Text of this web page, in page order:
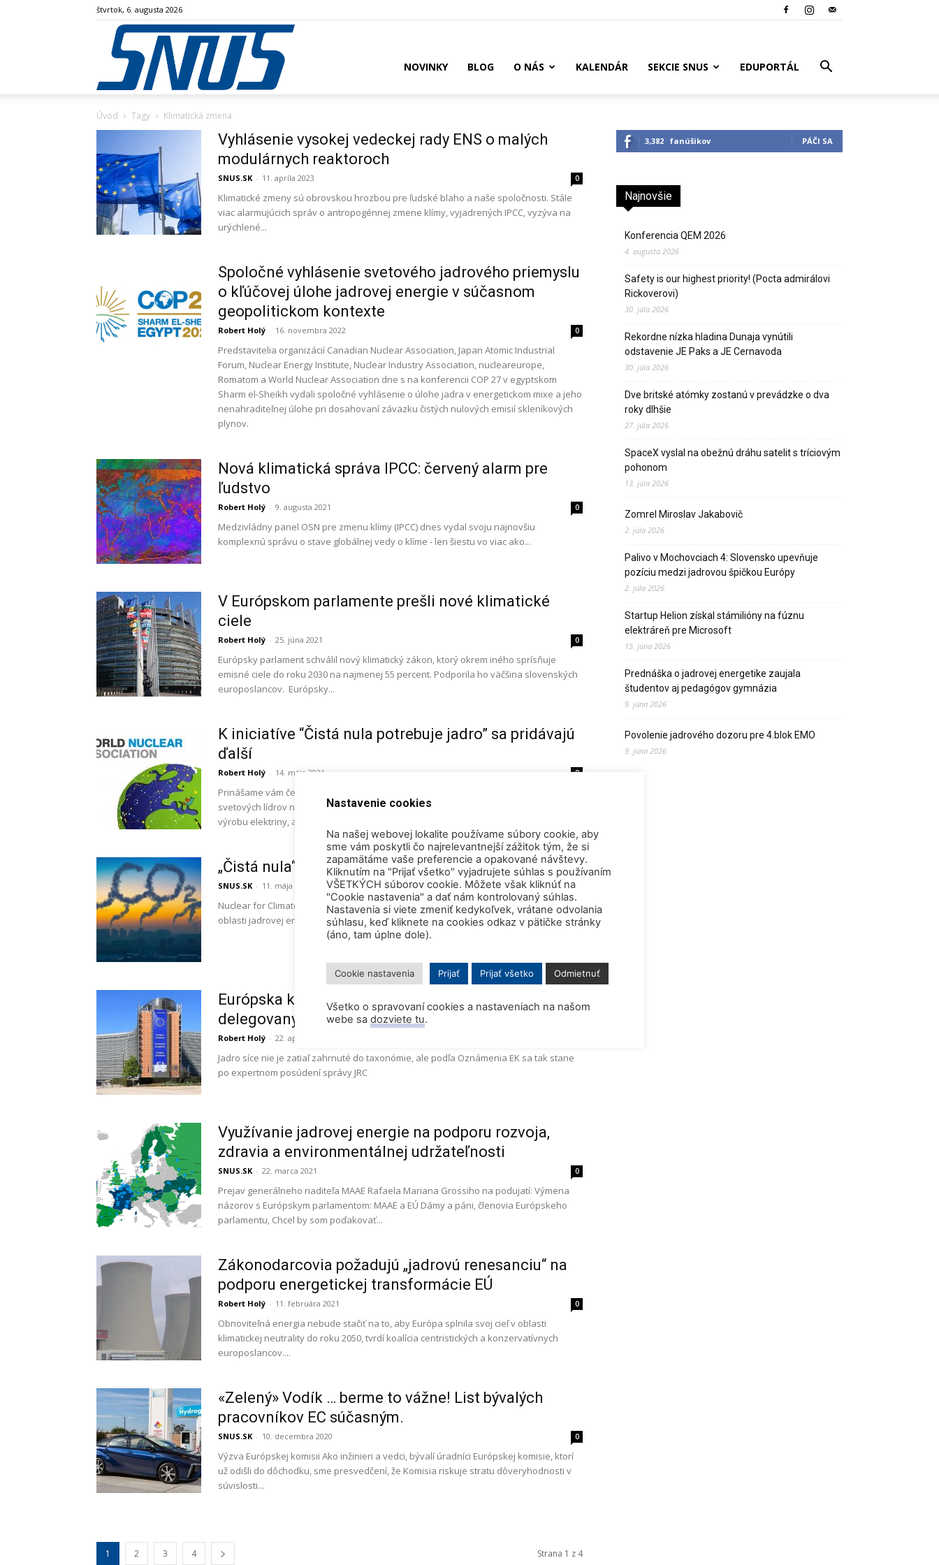
štvrtok, 6. augusta 2026
NOVINKY BLOG O NÁS KALENDÁR SEKCIE SNUS EDUPORTÁL
Úvod Tagy Klimatická zmena
Vyhlásenie vysokej vedeckej rady ENS o malých
modulárnych reaktoroch
SNUS.SK - 11. apríla 2023 0
Klimatické zmeny sú obrovskou hrozbou pre ľudské blaho a naše spoločnosti. Stále
viac alarmujúcich správ o antropogénnej zmene klímy, vyjadrených IPCC, vyzýva na
urýchlené...
Spoločné vyhlásenie svetového jadrového priemyslu
o kľúčovej úlohe jadrovej energie v súčasnom
geopolitickom kontexte
Robert Holý - 16. novembra 2022 0
Predstavitelia organizácií Canadian Nuclear Association, Japan Atomic Industrial
Forum, Nuclear Energy Institute, Nuclear Industry Association, nucleareurope,
Romatom a World Nuclear Association dne s na konferencii COP 27 v egyptskom
Sharm el-Sheikh vydali spoločné vyhlásenie o úlohe jadra v energetickom mixe a jeho
nenahraditeľnej úlohe pri dosahovaní záväzku čistých nulových emisií skleníkových
plynov.
Nová klimatická správa IPCC: červený alarm pre
ľudstvo
Robert Holý - 9. augusta 2021 0
Medzivládny panel OSN pre zmenu klímy (IPCC) dnes vydal svoju najnovšiu
komplexnú správu o stave globálnej vedy o klíme - len šiestu vo viac ako...
V Európskom parlamente prešli nové klimatické
ciele
Robert Holý - 25. júna 2021 0
Európsky parlament schválil nový klimatický zákon, ktorý okrem iného sprísňuje
emisné ciele do roku 2030 na najmenej 55 percent. Podporila ho väčšina slovenských
europoslancov. Európsky...
K iniciatíve “Čistá nula potrebuje jadro” sa pridávajú
ďalší
Robert Holý - 14. mája 2021 0
Prinášame vám čerstvé tlačové vyhlásenie World Nuclear Association, ktoré vyzýva
svetových lídrov na nevyčlenenie jadrovej energie z nízkouhlíkových zdrojov na
výrobu elektriny, ak im...
„Čistá nula“ potrebuje jadrovú energiu
SNUS.SK - 11. mája 2021 0
Nuclear for Climate je iniciatíva na svetovej úrovni, ktorá združuje odborníkov z
oblasti jadrovej energie a vedcov z celého sveta zo 150 združení s...
Európska komisia potvrdzuje plány pre jadrový
delegovaný akt
Robert Holý - 22. apríla 2021
Jadro síce nie je zatiaľ zahrnuté do taxonómie, ale podľa Oznámenia EK sa tak stane
po expertnom posúdení správy JRC
Využívanie jadrovej energie na podporu rozvoja,
zdravia a environmentálnej udržateľnosti
SNUS.SK - 22. marca 2021 0
Prejav generálneho riaditeľa MAAE Rafaela Mariana Grossiho na podujatí: Výmena
názorov s Európskym parlamentom: MAAE a EÚ Dámy a páni, členovia Európskeho
parlamentu, Chcel by som poďakovať...
Zákonodarcovia požadujú „jadrovú renesanciu“ na
podporu energetickej transformácie EÚ
Robert Holý - 11. februára 2021 0
Obnoviteľná energia nebude stačiť na to, aby Európa splnila svoj cieľ v oblasti
klimatickej neutrality do roku 2050, tvrdí koalícia centristických a konzervatívnych
europoslancov....
«Zelený» Vodík … berme to vážne! List bývalých
pracovníkov EC súčasným.
SNUS.SK - 10. decembra 2020 0
Výzva Európskej komisii Ako inžinieri a vedci, bývalí úradníci Európskej komisie, ktorí
už odišli do dôchodku, sme presvedčení, že Komisia riskuje stratu dôveryhodnosti v
súvislosti...
1 2 3 4 Strana 1 z 4
3,382 fanúšikov PÁČI SA
Najnovšie
Konferencia QEM 2026
4. augusta 2026
Safety is our highest priority! (Pocta admirálovi
Rickoverovi)
30. júla 2026
Rekordne nízka hladina Dunaja vynútili
odstavenie JE Paks a JE Cernavoda
30. júla 2026
Dve britské atómky zostanú v prevádzke o dva
roky dlhšie
27. júla 2026
SpaceX vyslal na obežnú dráhu satelit s tríciovým
pohonom
13. júla 2026
Zomrel Miroslav Jakabovič
2. júla 2026
Palivo v Mochovciach 4: Slovensko upevňuje
pozíciu medzi jadrovou špičkou Európy
2. júla 2026
Startup Helion získal stámilióny na fúznu
elektráreň pre Microsoft
15. júna 2026
Prednáška o jadrovej energetike zaujala
študentov aj pedagógov gymnázia
9. júna 2026
Povolenie jadrového dozoru pre 4.blok EMO
9. júna 2026
Nastavenie cookies
Na našej webovej lokalite používame súbory cookie, aby
sme vám poskytli čo najrelevantnejší zážitok tým, že si
zapamätáme vaše preferencie a opakované návštevy.
Kliknutím na "Prijať všetko" vyjadrujete súhlas s používaním
VŠETKÝCH súborov cookie. Môžete však kliknúť na
"Cookie nastavenia" a dať nám kontrolovaný súhlas.
Nastavenia si viete zmeniť kedykoľvek, vrátane odvolania
súhlasu, keď kliknete na cookies odkaz v pätičke stránky
(áno, tam úplne dole).
Cookie nastavenia Prijať Prijať všetko Odmietnuť
Všetko o spravovaní cookies a nastaveniach na našom
webe sa dozviete tu.